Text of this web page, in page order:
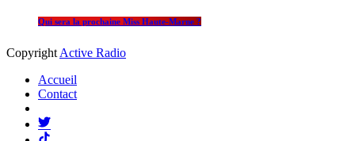
Qui sera la prochaine Miss Haute-Marne ?
Copyright Active Radio
Accueil
Contact